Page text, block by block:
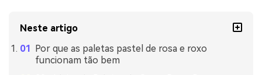
Neste artigo
Por que as paletas pastel de rosa e roxo
funcionam tão bem